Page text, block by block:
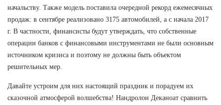
начальству. Также модель поставила очередной рекорд ежемесячных
продаж: в сентябре реализовано 3175 автомобилей, а с начала 2017
г. В частности, финансисты будут утверждать, что собственные
операции банков с финансовыми инструментами не были основным
источником кризиса и поэтому не должны быть объектом
решительных мер.
Давайте устроим для них настоящий праздник и порадуем их
сказочной атмосферой волшебства! Нандролон Деканоат сравнить